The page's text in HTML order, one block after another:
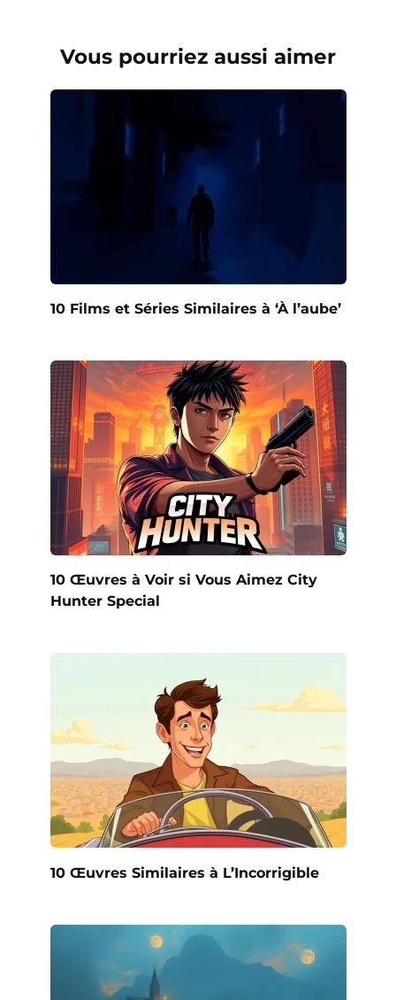
Vous pourriez aussi aimer
10 Films et Séries Similaires à ‘À l’aube’
10 Œuvres à Voir si Vous Aimez City
Hunter Special
10 Œuvres Similaires à L’Incorrigible